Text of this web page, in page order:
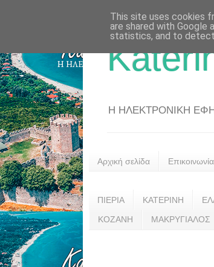
Η ΗΛΕΚΤΡΟΝΙΚΗ
Αρχική σελίδα Επικοινωνία
ΠΙΕΡΙΑ ΚΑΤΕΡΙΝΗ
ΚΟΖΑΝΗ ΜΑΚΡΥΓΙΑΛΟΣ
This site uses cookies
are shared with Google
statistics, and to detect